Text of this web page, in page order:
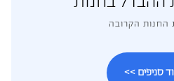
החנות הקרובה
סניפים >>